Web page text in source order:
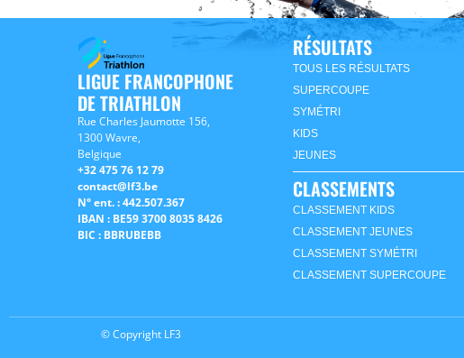
LIGUE FRANCOPHONE
DE TRIATHLON
Rue Charles Jaumotte 156,
1300 Wavre,
Belgique
+32 475 76 12 79
contact@lf3.be
N° ent. : 442.507.367
IBAN : BE59 3700 8035 8426
BIC : BBRUBEBB
RÉSULTATS
TOUS LES RÉSULTATS
SUPERCOUPE
SYMÉTRI
KIDS
JEUNES
CLASSEMENTS
CLASSEMENT KIDS
CLASSEMENT JEUNES
CLASSEMENT SYMÉTRI
CLASSEMENT SUPERCOUPE
© Copyright LF3